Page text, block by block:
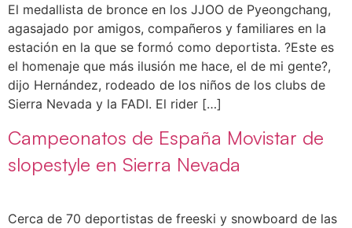
El medallista de bronce en los JJOO de Pyeongchang,
agasajado por amigos, compañeros y familiares en la
estación en la que se formó como deportista. ?Este es
el homenaje que más ilusión me hace, el de mi gente?,
dijo Hernández, rodeado de los niños de los clubs de
Sierra Nevada y la FADI. El rider […]
Campeonatos de España Movistar de
slopestyle en Sierra Nevada
Cerca de 70 deportistas de freeski y snowboard de las